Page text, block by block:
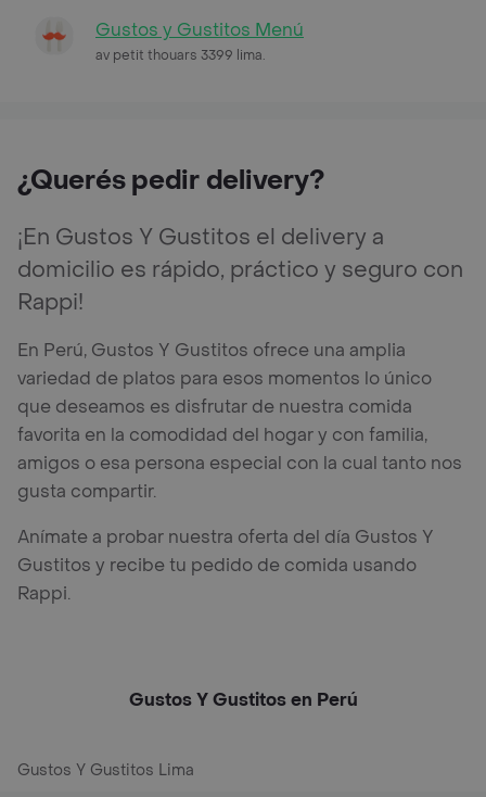
Gustos y Gustitos Menú
av petit thouars 3399 lima.
¿Querés pedir delivery?
¡En Gustos Y Gustitos el delivery a
domicilio es rápido, práctico y seguro con
Rappi!
En Perú, Gustos Y Gustitos ofrece una amplia
variedad de platos para esos momentos lo único
que deseamos es disfrutar de nuestra comida
favorita en la comodidad del hogar y con familia,
amigos o esa persona especial con la cual tanto nos
gusta compartir.
Anímate a probar nuestra oferta del día Gustos Y
Gustitos y recibe tu pedido de comida usando
Rappi.
Gustos Y Gustitos en Perú
Gustos Y Gustitos Lima